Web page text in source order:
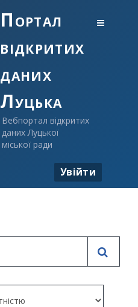
Портал
відкритих
даних
Луцька
Вебпортал відкритих
даних Луцької
міської ради
Увійти